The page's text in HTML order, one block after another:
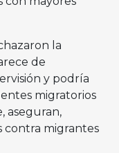
la
de
y podría
migratorios
aseguran,
contra migrantes